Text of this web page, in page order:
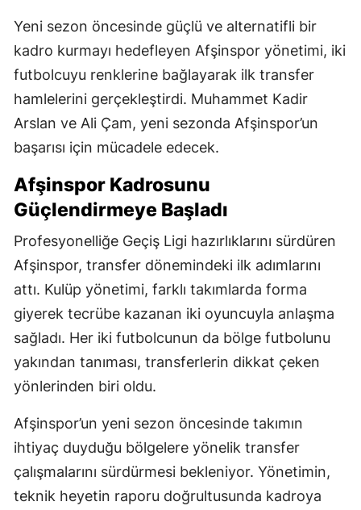
Yeni sezon öncesinde güçlü ve alternatifli bir
kadro kurmayı hedefleyen Afşinspor yönetimi, iki
futbolcuyu renklerine bağlayarak ilk transfer
hamlelerini gerçekleştirdi. Muhammet Kadir
Arslan ve Ali Çam, yeni sezonda Afşinspor’un
başarısı için mücadele edecek.
Afşinspor Kadrosunu
Güçlendirmeye Başladı
Profesyonelliğe Geçiş Ligi hazırlıklarını sürdüren
Afşinspor, transfer dönemindeki ilk adımlarını
attı. Kulüp yönetimi, farklı takımlarda forma
giyerek tecrübe kazanan iki oyuncuyla anlaşma
sağladı. Her iki futbolcunun da bölge futbolunu
yakından tanıması, transferlerin dikkat çeken
yönlerinden biri oldu.
Afşinspor’un yeni sezon öncesinde takımın
ihtiyaç duyduğu bölgelere yönelik transfer
çalışmalarını sürdürmesi bekleniyor. Yönetimin,
teknik heyetin raporu doğrultusunda kadroya